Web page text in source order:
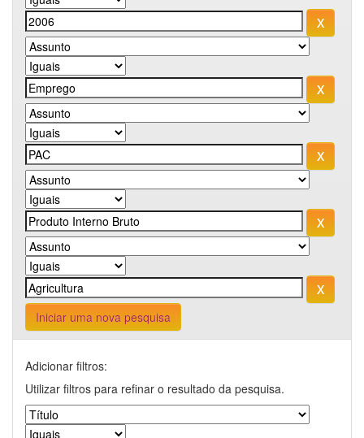
Iniciar uma nova pesquisa
Adicionar filtros:
Utilizar filtros para refinar o resultado da pesquisa.